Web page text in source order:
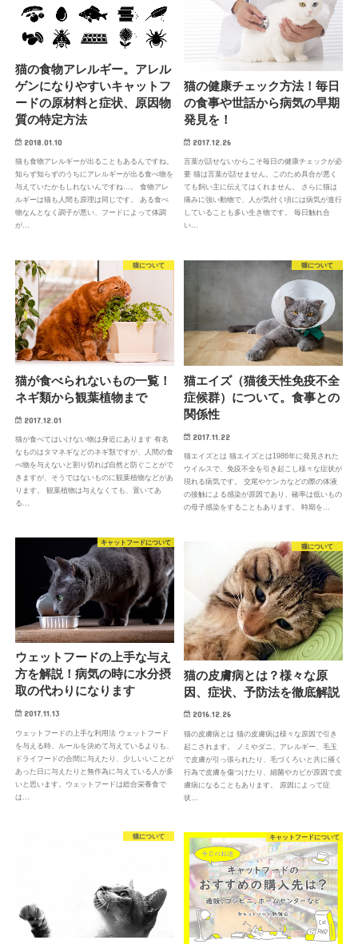
猫の食物アレルギー。アレル
ゲンになりやすいキャットフ
ードの原材料と症状、原因物
質の特定方法
2018.01.10
猫も食物アレルギーが出ることもあるんですね。
知らず知らずのうちにアレルギーが出る食べ物を
与えていたかもしれないんですね…。 食物アレ
ルギーは猫も人間も原理は同じです。 ある食べ
物なんとなく調子が悪い、フードによって体調
が…
猫の健康チェック方法！毎日
の食事や世話から病気の早期
発見を！
2017.12.26
言葉が話せないからこそ毎日の健康チェックが必
要 猫は言葉が話せません。このため具合が悪く
ても飼い主に伝えてはくれません。 さらに猫は
痛みに強い動物で、人が気付く頃には病気が進行
していることも多い生き物です。 毎日触れ合
い…
猫について
猫が食べられないもの一覧！
ネギ類から観葉植物まで
2017.12.01
猫が食べてはいけない物は身近にあります 有名
なものはタマネギなどのネギ類ですが、人間の食
べ物を与えないと割り切れば自然と防ぐことがで
きますが、そうではないものに観葉植物などがあ
ります。 観葉植物は与えなくても、置いてあ
る…
猫について
猫エイズ（猫後天性免疫不全
症候群）について。食事との
関係性
2017.11.22
猫エイズとは 猫エイズとは1986年に発見された
ウイルスで、免疫不全を引き起こし様々な症状が
現れる病気です。 交尾やケンカなどの際の体液
の接触による感染が原因であり、確率は低いもの
の母子感染をすることもあります。 時期を…
キャットフードについて
ウェットフードの上手な与え
方を解説！病気の時に水分摂
取の代わりになります
2017.11.13
ウェットフードの上手な利用法 ウェットフード
を与える時、ルールを決めて与えているよりも、
ドライフードの合間に与えたり、少しいいことが
あった日に与えたりと無作為に与えている人が多
いと思います。ウェットフードは総合栄養食で
は…
猫について
猫の皮膚病とは？様々な原
因、症状、予防法を徹底解説
2016.12.26
猫の皮膚病とは 猫の皮膚病は様々な原因で引き
起こされます。 ノミやダニ、アレルギー、毛玉
で皮膚が引っ張られたり、毛づくろいと共に掻く
行為で皮膚を傷つけたり、細菌やカビが原因で皮
膚病になることもあります。 原因によって症
状…
猫について キャットフードについて